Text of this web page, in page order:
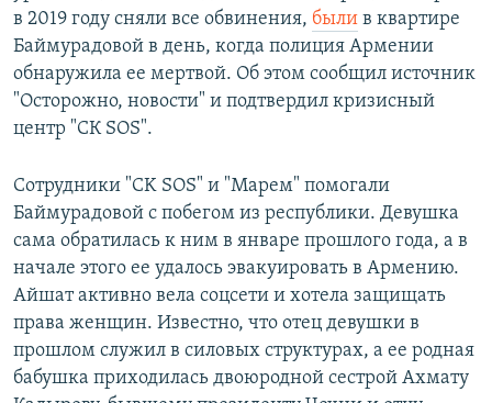
в 2019 году сняли все обвинения, были в квартире
Баймурадовой в день, когда полиция Армении
обнаружила ее мертвой. Об этом сообщил источник
"Осторожно, новости" и подтвердил кризисный
центр "СК SOS".
Сотрудники "CK SOS" и "Марем" помогали
Баймурадовой с побегом из республики. Девушка
сама обратилась к ним в январе прошлого года, а в
начале этого ее удалось эвакуировать в Армению.
Айшат активно вела соцсети и хотела защищать
права женщин. Известно, что отец девушки в
прошлом служил в силовых структурах, а ее родная
бабушка приходилась двоюродной сестрой Ахмату